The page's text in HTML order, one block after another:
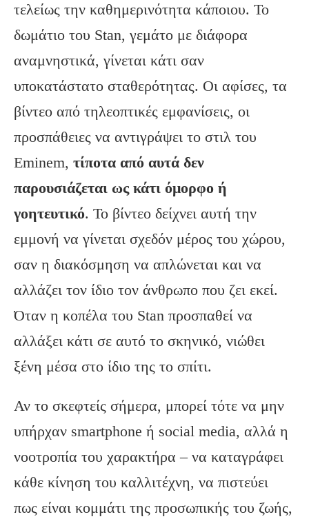
τελείως την καθημερινότητα κάποιου. Το
δωμάτιο του Stan, γεμάτο με διάφορα
αναμνηστικά, γίνεται κάτι σαν
υποκατάστατο σταθερότητας. Οι αφίσες, τα
βίντεο από τηλεοπτικές εμφανίσεις, οι
προσπάθειες να αντιγράψει το στιλ του
Eminem, τίποτα από αυτά δεν
παρουσιάζεται ως κάτι όμορφο ή
γοητευτικό. Το βίντεο δείχνει αυτή την
εμμονή να γίνεται σχεδόν μέρος του χώρου,
σαν η διακόσμηση να απλώνεται και να
αλλάζει τον ίδιο τον άνθρωπο που ζει εκεί.
Όταν η κοπέλα του Stan προσπαθεί να
αλλάξει κάτι σε αυτό το σκηνικό, νιώθει
ξένη μέσα στο ίδιο της το σπίτι.
Αν το σκεφτείς σήμερα, μπορεί τότε να μην
υπήρχαν smartphone ή social media, αλλά η
νοοτροπία του χαρακτήρα – να καταγράφει
κάθε κίνηση του καλλιτέχνη, να πιστεύει
πως είναι κομμάτι της προσωπικής του ζωής,